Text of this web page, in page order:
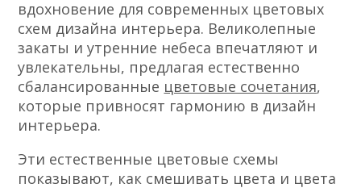
вдохновение для современных цветовых
схем дизайна интерьера. Великолепные
закаты и утренние небеса впечатляют и
увлекательны, предлагая естественно
сбалансированные цветовые сочетания,
которые привносят гармонию в дизайн
интерьера.
Эти естественные цветовые схемы
показывают, как смешивать цвета и цвета